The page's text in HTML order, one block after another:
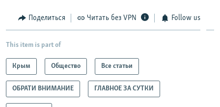
Поделиться Читать без VPN Follow us
This item is part of
Крым Общество Все статьи
ОБРАТИ ВНИМАНИЕ ГЛАВНОЕ ЗА СУТКИ